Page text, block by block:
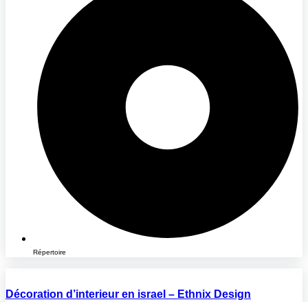
Répertoire
Décoration d’interieur en israel – Ethnix Design